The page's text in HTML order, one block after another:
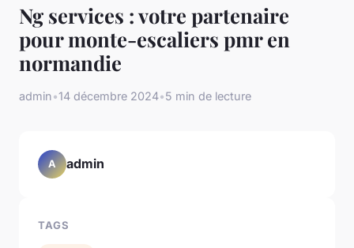
Ng services : votre partenaire
pour monte-escaliers pmr en
normandie
admin•14 décembre 2024•5 min de lecture
A admin
TAGS